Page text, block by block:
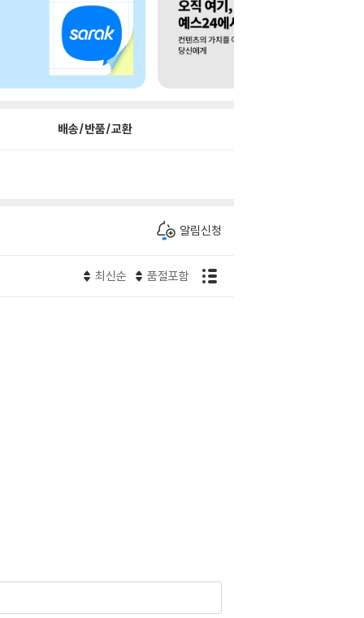
배송/반품/교환
알림신청
최신순 품절포함